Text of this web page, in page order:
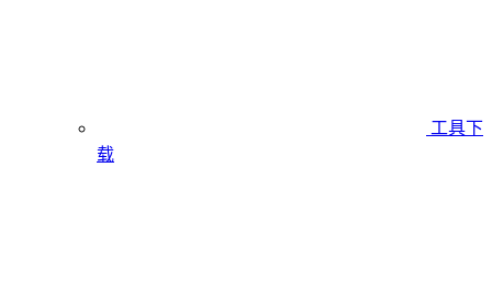
工具下
载